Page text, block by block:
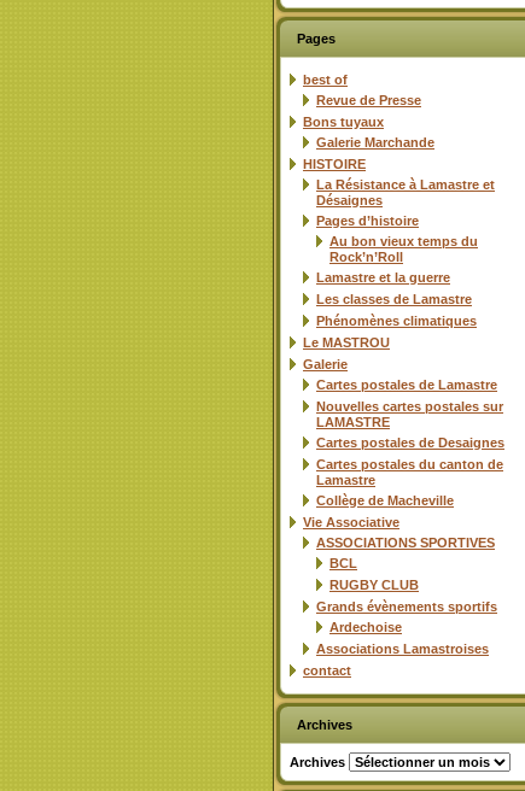
Pages
best of
Revue de Presse
Bons tuyaux
Galerie Marchande
HISTOIRE
La Résistance à Lamastre et
Désaignes
Pages d’histoire
Au bon vieux temps du
Rock’n’Roll
Lamastre et la guerre
Les classes de Lamastre
Phénomènes climatiques
Le MASTROU
Galerie
Cartes postales de Lamastre
Nouvelles cartes postales sur
LAMASTRE
Cartes postales de Desaignes
Cartes postales du canton de
Lamastre
Collège de Macheville
Vie Associative
ASSOCIATIONS SPORTIVES
BCL
RUGBY CLUB
Grands évènements sportifs
Ardechoise
Associations Lamastroises
contact
Archives
Archives